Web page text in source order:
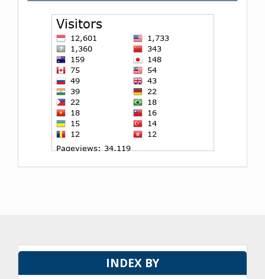
INDEX BY